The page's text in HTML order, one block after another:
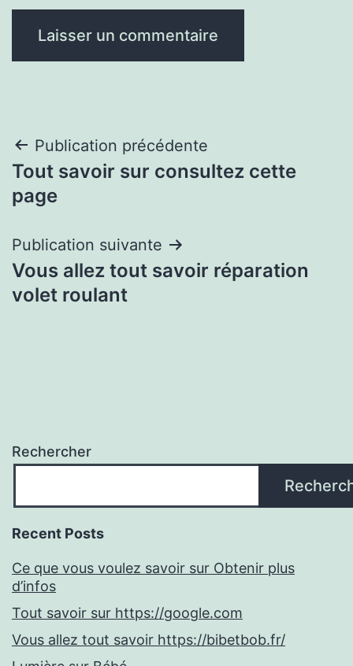
Navigation
de
Publication précédente
Tout savoir sur consultez cette
page
Publication suivante
Vous allez tout savoir réparation
volet roulant
Rechercher
Recent Posts
Ce que vous voulez savoir sur Obtenir plus
d’infos
Tout savoir sur https://google.com
Vous allez tout savoir https://bibetbob.fr/